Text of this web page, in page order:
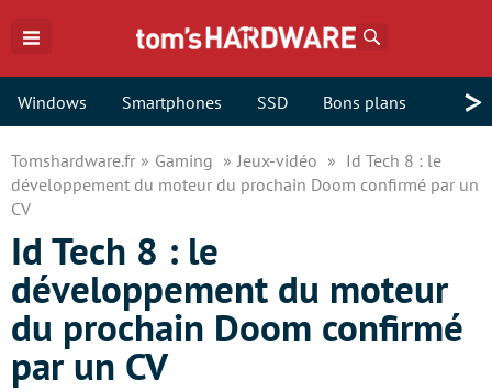
Windows Smartphones SSD Bons plans >
Tomshardware.fr Gaming Jeux-vidéo
Id Tech 8 : le
développement du moteur du prochain Doom confirmé par un
CV
Id Tech 8 : le
développement du moteur
du prochain Doom confirmé
par un CV